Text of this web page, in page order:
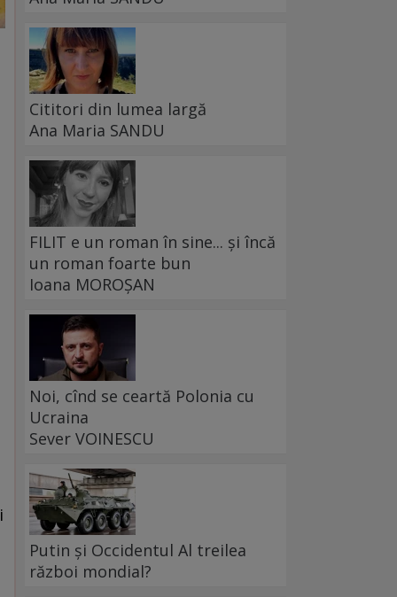
Cititori din lumea largă
Ana Maria SANDU
FILIT e un roman în sine... și încă
un roman foarte bun
Ioana MOROȘAN
Noi, cînd se ceartă Polonia cu
Ucraina
Sever VOINESCU
Putin și Occidentul Al treilea
război mondial?